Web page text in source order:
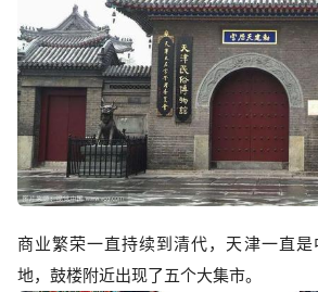
商业繁荣一直持续到清代，天津一直
地，鼓楼附近出现了五个大集市。